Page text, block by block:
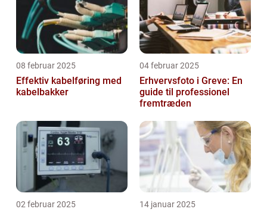
08 februar 2025
Effektiv kabelføring med
kabelbakker
04 februar 2025
Erhvervsfoto i Greve: En
guide til professionel
fremtræden
02 februar 2025 14 januar 2025